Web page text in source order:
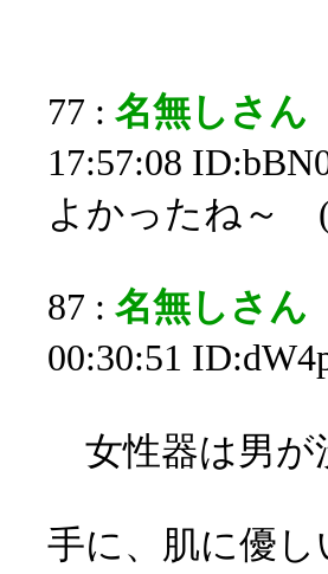
77 : 名無しさ
17:57:08
よかったね～
87 : 名無しさ
00:30:51
女性器は男が
手に、肌に優